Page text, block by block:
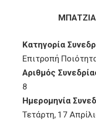
Κατηγορία
Επιτροπή
Αριθμός
8
Ημερομηνία
Τετάρτη, 17